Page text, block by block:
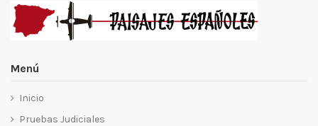
Menú
Inicio
Pruebas Judiciales